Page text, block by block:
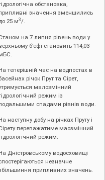
обстановка,
значення зменшились
25 м3/.
на 7 липня рівень води у
б’єфі становить 114,03
теперішній час на водпостах в
річок Прут та Сірет,
малозмінний
режим із
спадами рівнів води.
наступну добу на річках Пруту і
переважатиме маозмінний
режим.
Дністровському водосховищі
незначне
припливних значень.